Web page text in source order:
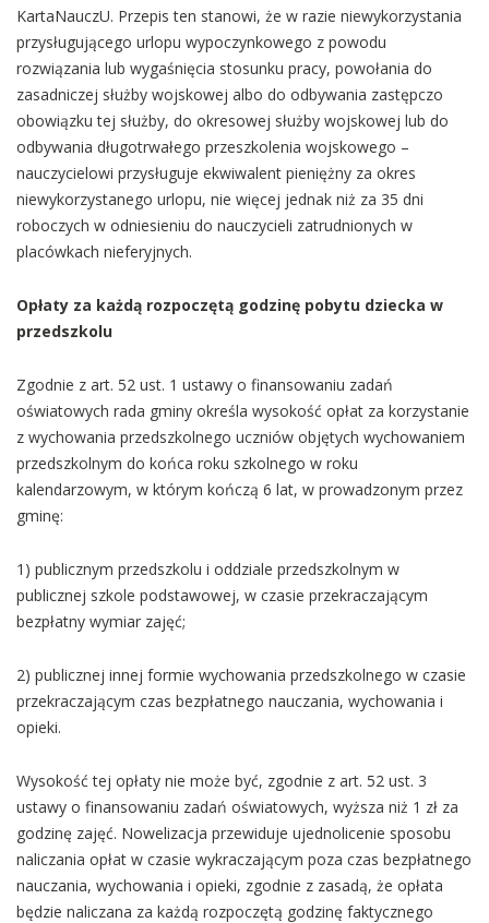
KartaNauczU. Przepis ten stanowi, że w razie niewykorzystania
przysługującego urlopu wypoczynkowego z powodu
rozwiązania lub wygaśnięcia stosunku pracy, powołania do
zasadniczej służby wojskowej albo do odbywania zastępczo
obowiązku tej służby, do okresowej służby wojskowej lub do
odbywania długotrwałego przeszkolenia wojskowego –
nauczycielowi przysługuje ekwiwalent pieniężny za okres
niewykorzystanego urlopu, nie więcej jednak niż za 35 dni
roboczych w odniesieniu do nauczycieli zatrudnionych w
placówkach nieferyjnych.
Opłaty za każdą rozpoczętą godzinę pobytu dziecka w
przedszkolu
Zgodnie z art. 52 ust. 1 ustawy o finansowaniu zadań
oświatowych rada gminy określa wysokość opłat za korzystanie
z wychowania przedszkolnego uczniów objętych wychowaniem
przedszkolnym do końca roku szkolnego w roku
kalendarzowym, w którym kończą 6 lat, w prowadzonym przez
gminę:
1) publicznym przedszkolu i oddziale przedszkolnym w
publicznej szkole podstawowej, w czasie przekraczającym
bezpłatny wymiar zajęć;
2) publicznej innej formie wychowania przedszkolnego w czasie
przekraczającym czas bezpłatnego nauczania, wychowania i
opieki.
Wysokość tej opłaty nie może być, zgodnie z art. 52 ust. 3
ustawy o finansowaniu zadań oświatowych, wyższa niż 1 zł za
godzinę zajęć. Nowelizacja przewiduje ujednolicenie sposobu
naliczania opłat w czasie wykraczającym poza czas bezpłatnego
nauczania, wychowania i opieki, zgodnie z zasadą, że opłata
będzie naliczana za każdą rozpoczętą godzinę faktycznego